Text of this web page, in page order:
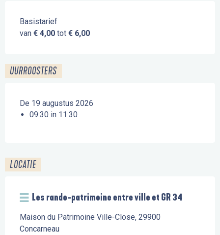
Basistarief
van € 4,00 tot € 6,00
UURROOSTERS
De 19 augustus 2026
09:30 in 11:30
LOCATIE
Les rando-patrimoine entre ville et GR 34
Maison du Patrimoine Ville-Close, 29900
Concarneau